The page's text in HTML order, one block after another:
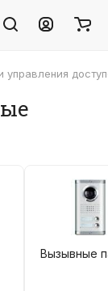
управления
Вызывные